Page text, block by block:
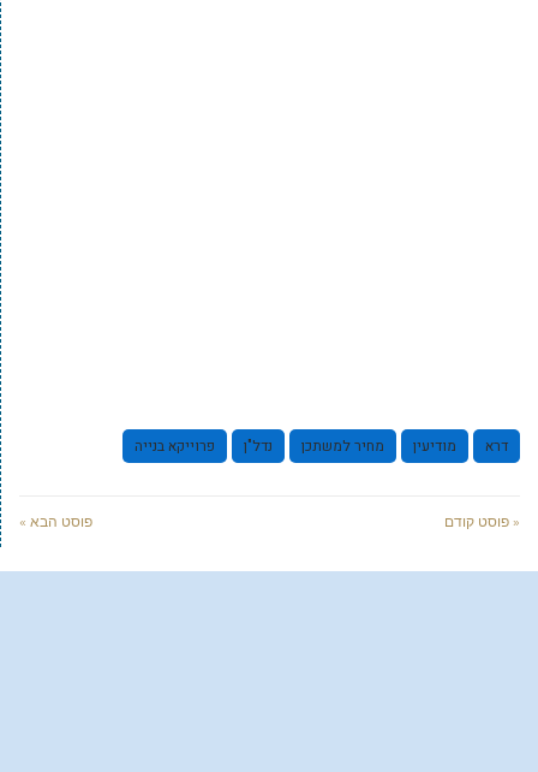
דרא מודיעין מחיר למשתכן נדל"ן פרוייקא בנייה
« פוסט קודם פוסט הבא »